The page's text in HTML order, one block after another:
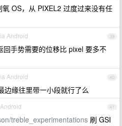
OS，从 PIXEL2 过度过来没有任
39
Android
回手势需要的位移比 pixel 要多不
40
Android
边缘往里带一小段就行了么
41
treble_experimentations 刷 GSI